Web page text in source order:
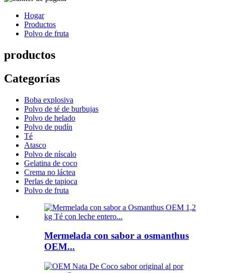
Hogar
Productos
Polvo de fruta
productos
Categorías
Boba explosiva
Polvo de té de burbujas
Polvo de helado
Polvo de pudín
Té
Atasco
Polvo de níscalo
Gelatina de coco
Crema no láctea
Perlas de tapioca
Polvo de fruta
Mermelada con sabor a osmanthus
OEM...